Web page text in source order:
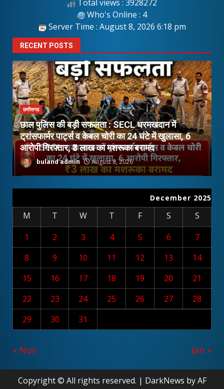
Total views : 3928272
Who's Online : 4
Server Time : August 8, 2026 6:18 pm
RECENT POSTS
छत्तीसगढ
छाल पुलिस की बड़ी सफलता : SECL धरमखदान में
ट्रांसफार्मर पार्ट्स व केबल चोरी का 24 घंटे में खुलासा, 6
आरोपी गिरफ्तार, ₹3 लाख का मशरूका बरामद
buland admin August 8, 2026
December 2025
M T W T F S
S
1
2 3 4 5 6
7
8
9 10 11 12 13
14
15
16 17 18 19 20
21
22
23 24 25 26 27
28
29
30 31
« Nov Jan »
Copyright © All rights reserved. | DarkNews by AF